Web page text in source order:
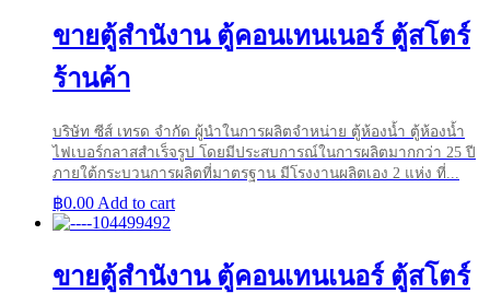
ขายตู้สำนังาน ตู้คอนเทนเนอร์ ตู้สโตร์
ร้านค้า
บริษัท ซีส์ เทรด จำกัด ผู้นำในการผลิตจำหน่าย ตู้ห้องน้ำ ตู้ห้องน้ำ
ไฟเบอร์กลาสสำเร็จรูป โดยมีประสบการณ์ในการผลิตมากกว่า 25 ปี
ภายใต้กระบวนการผลิตที่มาตรฐาน มีโรงงานผลิตเอง 2 แห่ง ที่...
฿0.00 Add to cart
ขายตู้สำนังาน ตู้คอนเทนเนอร์ ตู้สโตร์